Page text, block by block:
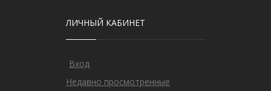
ЛИЧНЫЙ КАБИНЕТ
Вход
Недавно просмотренные